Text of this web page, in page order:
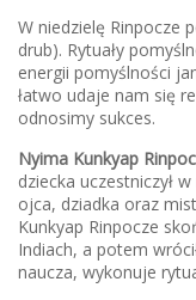
W niedzielę Rinpocze
drub). Rytuały
energii pomyślności
łatwo udaje nam się
odnosimy sukces.
Nyima Kunkyap
dziecka uczestniczył
ojca, dziadka oraz
Kunkyap Rinpocze
Indiach, a potem
naucza, wykonuje